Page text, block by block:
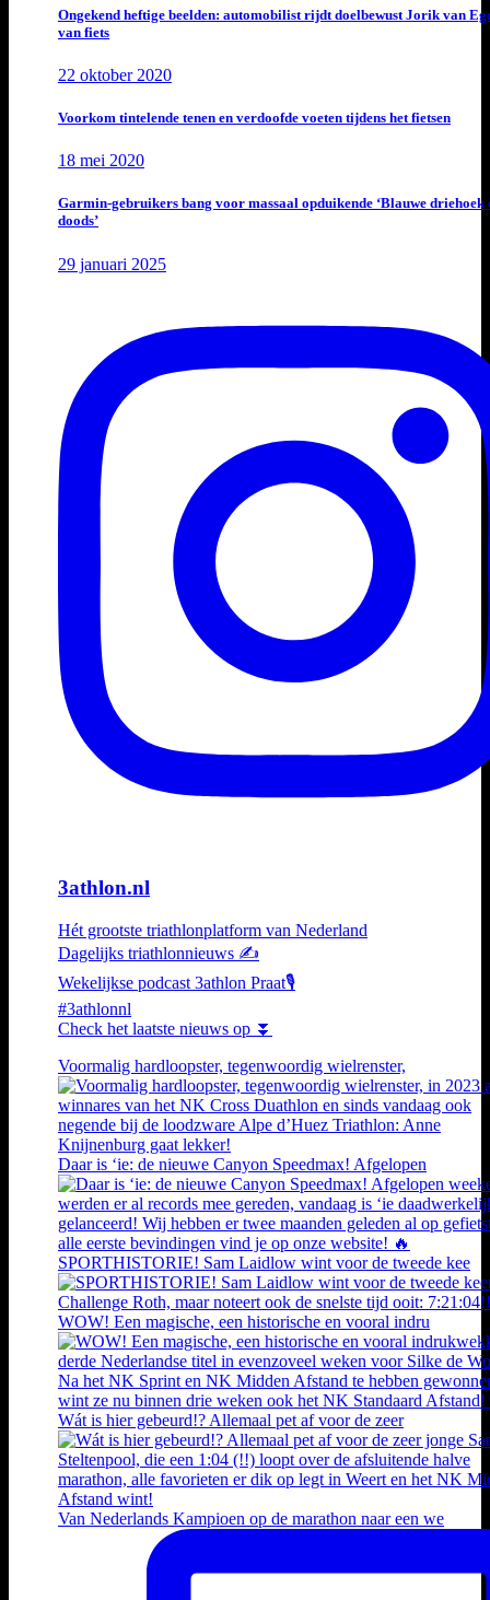
Ongekend heftige beelden: automobilist rijdt doelbewust Jorik van
van fiets
22 oktober 2020
Voorkom tintelende tenen en verdoofde voeten tijdens het fietsen
18 mei 2020
Garmin-gebruikers bang voor massaal opduikende ‘Blauwe driehoek
doods’
29 januari 2025
3athlon.nl
Hét grootste triathlonplatform van Nederland
Dagelijks triathlonnieuws ✍️
Wekelijkse podcast 3athlon Praat🎙️
#3athlonnl
Check het laatste nieuws op ⏬
Voormalig hardloopster, tegenwoordig wielrenster,
Daar is ‘ie: de nieuwe Canyon Speedmax! Afgelopen
SPORTHISTORIE! Sam Laidlow wint voor de tweede kee
WOW! Een magische, een historische en vooral indru
Wát is hier gebeurd!? Allemaal pet af voor de zeer
Van Nederlands Kampioen op de marathon naar een we